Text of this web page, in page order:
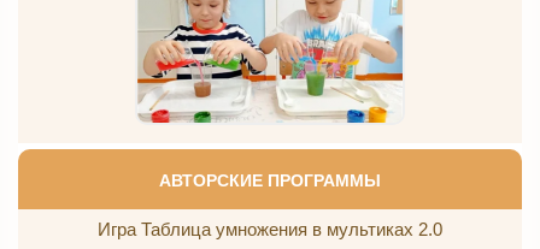
АВТОРСКИЕ ПРОГРАММЫ
Игра Таблица умножения в мультиках 2.0